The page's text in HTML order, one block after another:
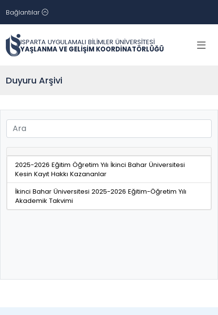
Bağlantılar
ISPARTA UYGULAMALI BİLİMLER ÜNİVERSİTESİ
YAŞLANMA VE GELİŞİM KOORDİNATÖRLÜĞÜ
Duyuru Arşivi
2025-2026 Eğitim Öğretim Yılı İkinci Bahar Üniversitesi
Kesin Kayıt Hakkı Kazananlar
İkinci Bahar Üniversitesi 2025-2026 Eğitim-Öğretim Yılı
Akademik Takvimi